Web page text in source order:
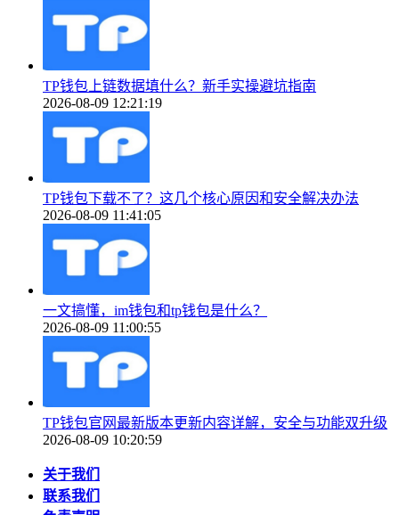
TP钱包上链数据填什么？新手实操避坑指南
2026-08-09 12:21:19
TP钱包下载不了？这几个核心原因和安全解决办法
2026-08-09 11:41:05
一文搞懂，im钱包和tp钱包是什么？
2026-08-09 11:00:55
TP钱包官网最新版本更新内容详解，安全与功能双升级
2026-08-09 10:20:59
关于我们
联系我们